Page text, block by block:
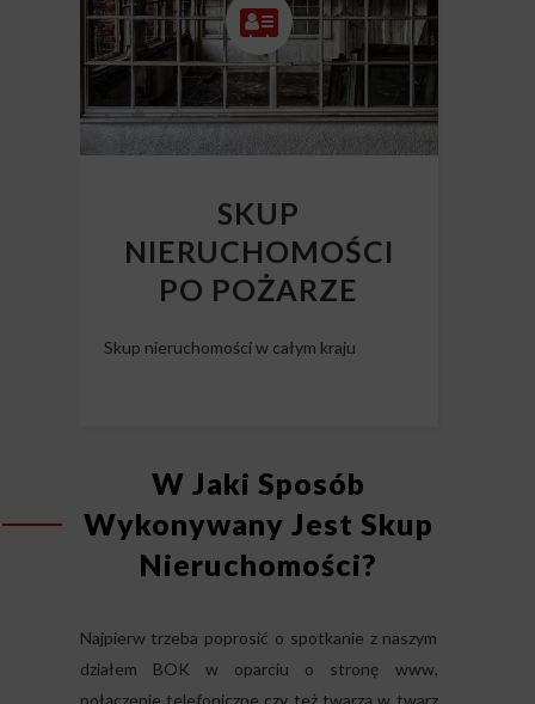
SKUP
NIERUCHOMOŚCI
PO POŻARZE
Skup nieruchomości w całym kraju
W Jaki Sposób
Wykonywany Jest Skup
Nieruchomości?
Najpierw trzeba poprosić o spotkanie z naszym
działem BOK w oparciu o stronę www,